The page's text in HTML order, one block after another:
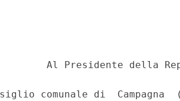
Al Presidente della
comunale di  Campagna